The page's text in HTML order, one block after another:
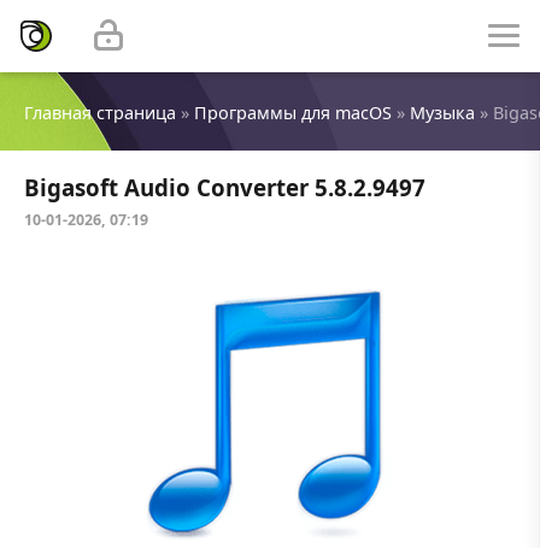
Главная страница » Программы для macOS » Музыка »
Bigasoft Audio Converter 5.8.2.9497
10-01-2026, 07:19